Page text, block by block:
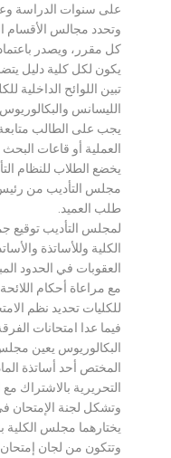
على سنوات الدراسة
وتحدد مجالس
كل مقرر، ويصدر
يكون لكل كلية دليل
تبين اللوائح الداخلية
الليسانس والبكالوريوس
يجب على الطالب
العملية أو قاعات البحث
يخضع الطلاب للنظام
مجلس التأديب من رئيس
طلب العميد.
لمجلس التأديب توقيع
الكلية وللأساتذة
العقوبات في الحدود
مع مراعاة أحكام اللائحة
للكليات تحديد نظم
فيما عدا امتحانات
البكالوريوس يعين
المختص أحد أساتذة
التحريرية بالاشتراك مع
وتشكل لجنة
يختارهما مجلس
وتتكون من لجان